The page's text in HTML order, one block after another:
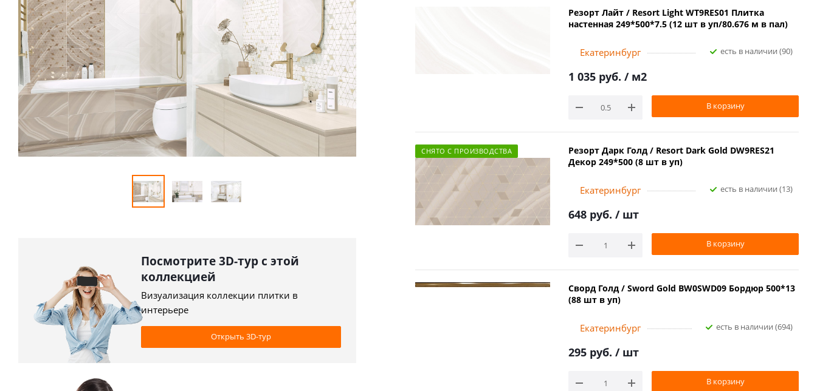
Посмотрите 3D-тур с этой
коллекцией
Визуализация коллекции плитки в
интерьере
Открыть 3D-тур
Резорт Лайт / Resort Light WT9RES01 Плитка
настенная 249*500*7.5 (12 шт в уп/80.676 м в пал)
Екатеринбург Есть в наличии (90)
1 035 руб./ м2
В корзину
СНЯТО С ПРОИЗВОДСТВА
Резорт Дарк Голд / Resort Dark Gold DW9RES21
Декор 249*500 (8 шт в уп)
Екатеринбург Есть в наличии (13)
648 руб./ шт
В корзину
Сворд Голд / Sword Gold BW0SWD09 Бордюр 500*13
(88 шт в уп)
Екатеринбург Есть в наличии (694)
295 руб./ шт
В корзину